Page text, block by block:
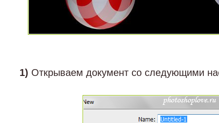
1) Открываем документ со следующими